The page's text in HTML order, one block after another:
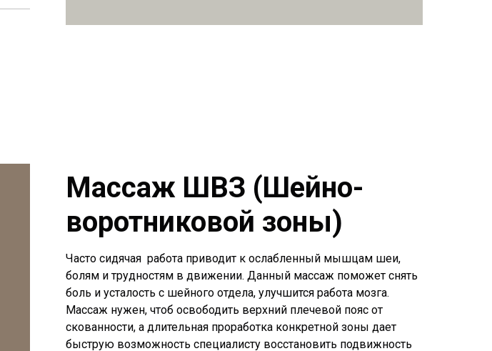
Массаж ШВЗ (Шейно-
воротниковой зоны)
Часто сидячая работа приводит к ослабленный мышцам шеи,
болям и трудностям в движении. Данный массаж поможет снять
боль и усталость с шейного отдела, улучшится работа мозга.
Массаж нужен, чтоб освободить верхний плечевой пояс от
скованности, а длительная проработка конкретной зоны дает
быструю возможность специалисту восстановить подвижность